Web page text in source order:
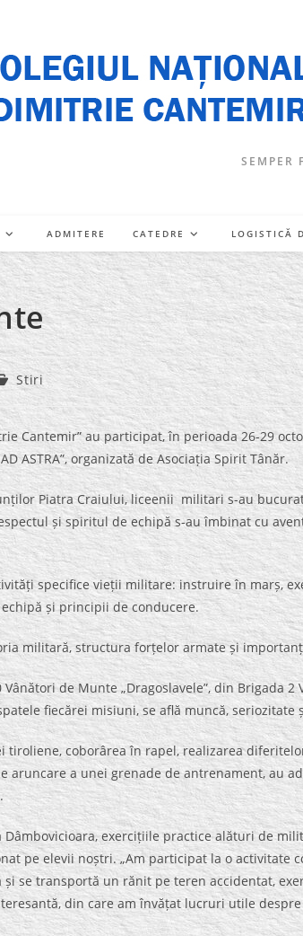
SEMPER
ADMITERE CATEDRE LOGISTICĂ
Stiri
Cantemir” au participat, în perioada 26-29
ASTRA”, organizată de Asociația Spirit Tânăr.
Piatra Craiului, liceenii militari s-au
și spiritul de echipă s-au îmbinat cu
specifice vieții militare: instruire în marș,
și principii de conducere.
militară, structura forțelor armate și
de Munte „Dragoslavele”, din Brigada 2
fiecărei misiuni, se află muncă, seriozitate
coborârea în rapel, realizarea
aruncare a unei grenade de antrenament, au
Dâmbovicioara, exercițiile practice alături de
pe elevii noștri. „Am participat la o activitate
și se transportă un rănit pe teren accidentat,
din care am învățat lucruri utile